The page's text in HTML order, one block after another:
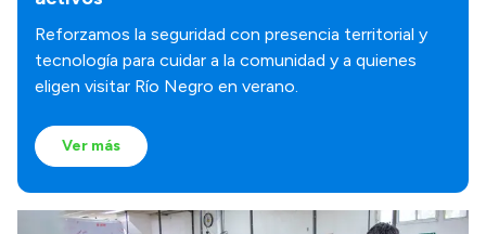
Reforzamos la seguridad con presencia territorial y
tecnología para cuidar a la comunidad y a quienes
eligen visitar Río Negro en verano.
Ver más